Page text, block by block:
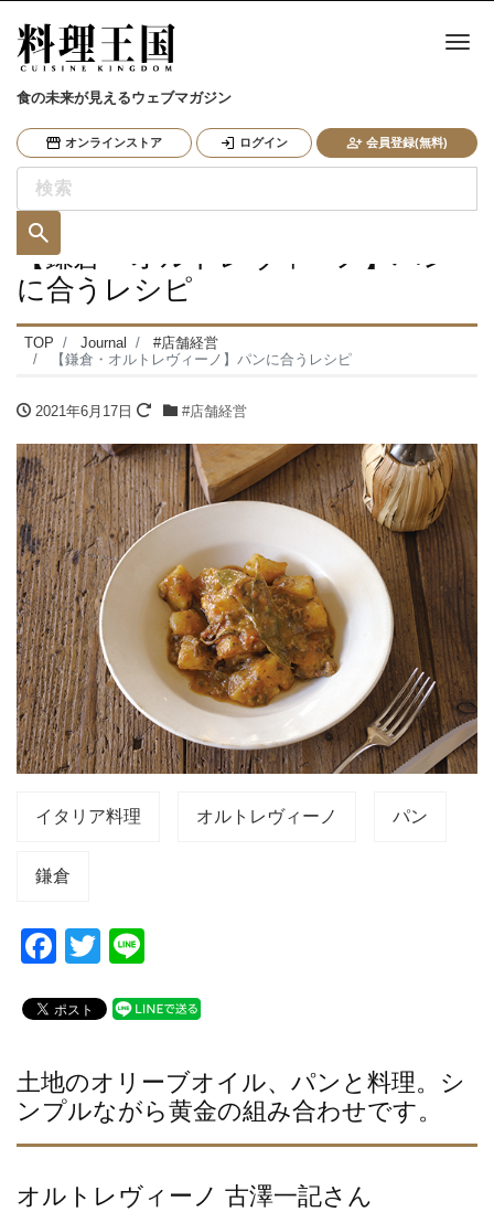
食の未来が見えるウェブマガジン
オンラインストア ログイン 会員登録(無料)
ナ
【鎌倉・オルトレヴィーノ】パン
に合うレシピ
TOP Journal
#店舗経営
【鎌倉・オルトレヴィーノ】パンに合うレシピ
2021年6月17日 #店舗経営
イタリア料理 オルトレヴィーノ パン
鎌倉
F
c
b
o
o
k
T
tt
e
土地のオリーブオイル、パンと料理。シ
ンプルながら黄金の組み合わせです。
オルトレヴィーノ 古澤一記さん